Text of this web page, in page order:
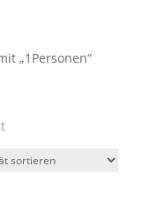
„1Personen“